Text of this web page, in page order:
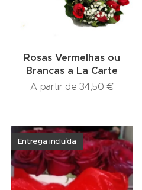
Rosas Vermelhas ou
Brancas a La Carte
A partir de34,50 €
Entrega incluída